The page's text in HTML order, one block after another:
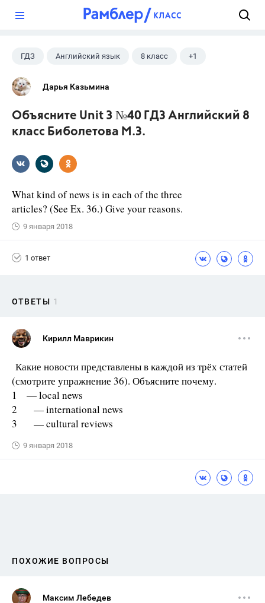
ГДЗ Английский язык 8 класс +1
Биболетова М. З.
Дарья Казьмина
Объясните Unit 3 №40 ГДЗ Английский 8
класс Биболетова М.З.
What kind of news is in each of the three
articles? (See Ex. 36.) Give your reasons.
9 января 2018
1 ответ
ОТВЕТЫ 1
Кирилл Маврикин
Какие новости представлены в каждой из трёх статей
(смотрите упражнение 36). Объясните почему.
1 — local news
2 — international news
3 — cultural reviews
9 января 2018
ПОХОЖИЕ ВОПРОСЫ
Максим Лебедев